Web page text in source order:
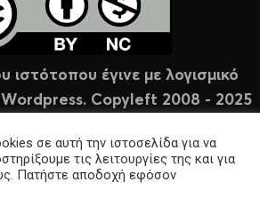
ιστότοπου έγινε με λογισμικό
Wordpress. Copyleft 2008 - 2025
σε αυτή την ιστοσελίδα για να
τις λειτουργίες της και για
Πατήστε αποδοχή εφόσον